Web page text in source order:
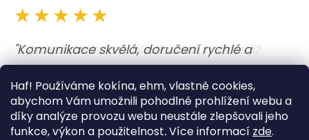
Haf! Používáme kokína, ehm, vlastně cookies,
abychom Vám umožnili pohodlné prohlížení webu a
díky analýze provozu webu neustále zlepšovali jeho
funkce, výkon a použitelnost.Více informací zde.
★★★★★
"Komunikace skvělá, doručení rychlé a
obojek i vodítko nejen krásné, ale i kvalitně
udělané. A barvy jsou prostě boží. Opravdu
moc dobrý zážitek. "